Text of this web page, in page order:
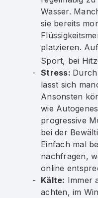
Wasser.
sie bereits
platzieren.
Sport, bei
Stress:
lässt sich
Ansonsten
wie
progressive
bei der
Einfach mal
nachfragen,
online
Kälte: Immer
achten, im